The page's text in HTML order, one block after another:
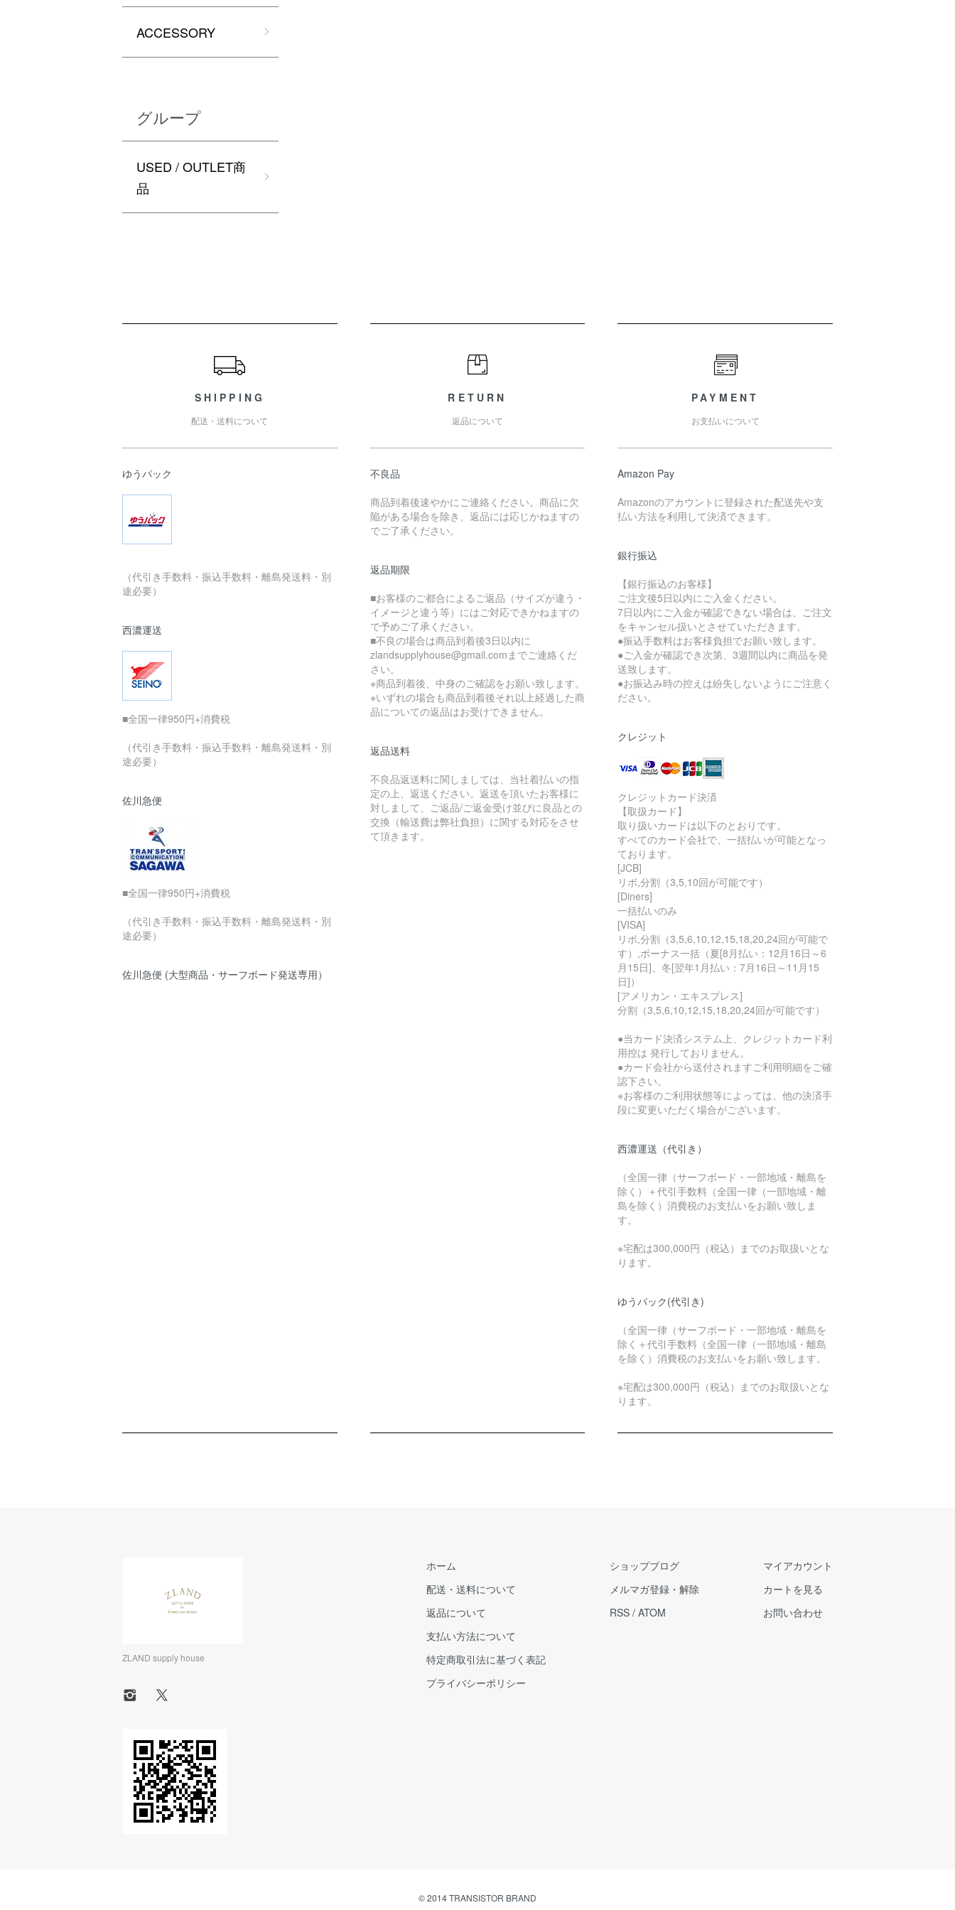
ACCESSORY
グループ
USED / OUTLET商
品
SHIPPING
配送・送料について
ゆうパック
（代引き手数料・振込手数料・離島発送料・別
途必要）
西濃運送
■全国一律950円+消費税
（代引き手数料・振込手数料・離島発送料・別
途必要）
佐川急便
■全国一律950円+消費税
（代引き手数料・振込手数料・離島発送料・別
途必要）
佐川急便 (大型商品・サーフボード発送専用）
RETURN
返品について
不良品
商品到着後速やかにご連絡ください。商品に欠
陥がある場合を除き、返品には応じかねますの
でご了承ください。
返品期限
■お客様のご都合によるご返品（サイズが違う・
イメージと違う等）にはご対応できかねますの
で予めご了承ください。
■不良の場合は商品到着後3日以内に
zlandsupplyhouse@gmail.comまでご連絡くだ
さい。
※商品到着後、中身のご確認をお願い致します。
※いずれの場合も商品到着後それ以上経過した商
品についての返品はお受けできません。
返品送料
不良品返送料に関しましては、当社着払いの指
定の上、返送ください。返送を頂いたお客様に
対しまして、ご返品/ご返金受け並びに良品との
交換（輸送費は弊社負担）に関する対応をさせ
て頂きます。
PAYMENT
お支払いについて
Amazon Pay
Amazonのアカウントに登録された配送先や支
払い方法を利用して決済できます。
銀行振込
【銀行振込のお客様】
ご注文後5日以内にご入金ください。
7日以内にご入金が確認できない場合は、ご注文
をキャンセル扱いとさせていただきます。
●振込手数料はお客様負担でお願い致します。
●ご入金が確認でき次第、3週間以内に商品を発
送致します。
●お振込み時の控えは紛失しないようにご注意く
ださい。
クレジット
クレジットカード決済
【取扱カード】
取り扱いカードは以下のとおりです。
すべてのカード会社で、一括払いが可能となっ
ております。
[JCB]
リボ,分割（3,5,10回が可能です）
[Diners]
一括払いのみ
[VISA]
リボ,分割（3,5,6,10,12,15,18,20,24回が可能で
す）,ボーナス一括（夏[8月払い：12月16日～6
月15日]、冬[翌年1月払い：7月16日～11月15
日]）
[アメリカン・エキスプレス]
分割（3,5,6,10,12,15,18,20,24回が可能です）
●当カード決済システム上、クレジットカード利
用控は 発行しておりません。
●カード会社から送付されますご利用明細をご確
認下さい。
※お客様のご利用状態等によっては、他の決済手
段に変更いただく場合がございます。
西濃運送（代引き）
（全国一律（サーフボード・一部地域・離島を
除く）＋代引手数料（全国一律（一部地域・離
島を除く）消費税のお支払いをお願い致しま
す。
※宅配は300,000円（税込）までのお取扱いとな
ります。
ゆうパック(代引き)
（全国一律（サーフボード・一部地域・離島を
除く＋代引手数料（全国一律（一部地域・離島
を除く）消費税のお支払いをお願い致します。
※宅配は300,000円（税込）までのお取扱いとな
ります。
ZLAND supply house
ホーム
配送・送料について
返品について
支払い方法について
特定商取引法に基づく表記
プライバシーポリシー
ショップブログ
メルマガ登録・解除
RSS / ATOM
マイアカウント
カートを見る
お問い合わせ
© 2014 TRANSISTOR BRAND